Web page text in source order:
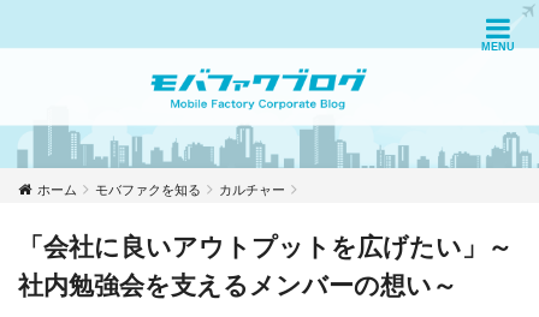
ホーム モバファクを知る カルチャー
「会社に良いアウトプットを広げたい」～
社内勉強会を支えるメンバーの想い～